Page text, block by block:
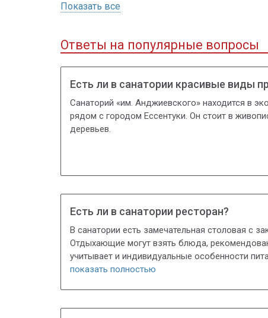
Показать все
Ответы на популярные вопросы
Есть ли в санатории красивые виды
Санаторий «им. Анджиевского» находится в
рядом с городом Ессентуки. Он стоит в
деревьев.
Есть ли в санатории ресторан?
В санатории есть замечательная столовая с
Отдыхающие могут взять блюда,
учитывает и индивидуальные особенности
показать полностью